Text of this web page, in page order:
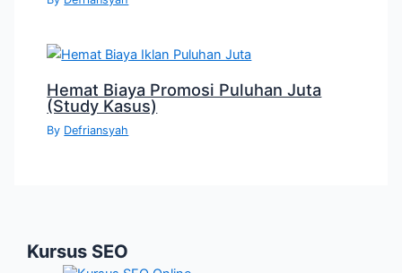
Hemat Biaya Promosi Puluhan Juta
(Study Kasus)
By Defriansyah
Kursus SEO